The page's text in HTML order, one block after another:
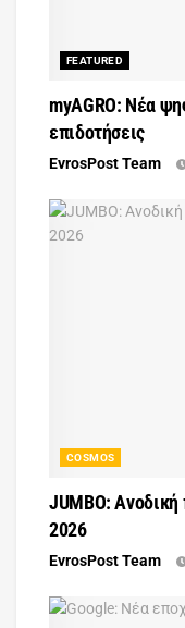
FEATURED
myAGRO: Νέα
επιδοτήσεις
EvrosPost Team
COSMOS
JUMBO:
2026
EvrosPost Team